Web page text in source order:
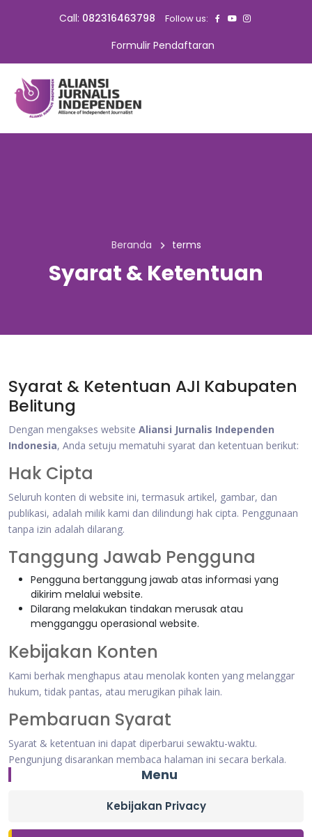
Call: 082316463798 Follow us:
Formulir Pendaftaran
Beranda terms
Syarat & Ketentuan
Syarat & Ketentuan AJI Kabupaten
Belitung
Dengan mengakses website Aliansi Jurnalis Independen
Indonesia, Anda setuju mematuhi syarat dan ketentuan berikut:
Hak Cipta
Seluruh konten di website ini, termasuk artikel, gambar, dan
publikasi, adalah milik kami dan dilindungi hak cipta. Penggunaan
tanpa izin adalah dilarang.
Tanggung Jawab Pengguna
Pengguna bertanggung jawab atas informasi yang
dikirim melalui website.
Dilarang melakukan tindakan merusak atau
mengganggu operasional website.
Kebijakan Konten
Kami berhak menghapus atau menolak konten yang melanggar
hukum, tidak pantas, atau merugikan pihak lain.
Pembaruan Syarat
Syarat & ketentuan ini dapat diperbarui sewaktu-waktu.
Pengunjung disarankan membaca halaman ini secara berkala.
Menu
Kebijakan Privacy